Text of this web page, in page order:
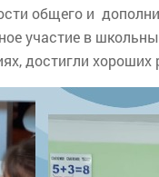
общего и
участие в
достигли